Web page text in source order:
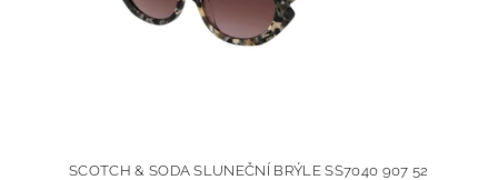
SCOTCH & SODA SLUNEČNÍ BRÝLE SS7040 907 52